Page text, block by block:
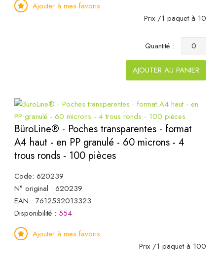
Ajouter à mes favoris
Prix /1 paquet à 10
Quantité :
AJOUTER AU PANIER
BüroLine® - Poches transparentes - format
A4 haut - en PP granulé - 60 microns - 4
trous ronds - 100 pièces
Code: 620239
N° original : 620239
EAN : 7612532013323
Disponibilité : 554
Ajouter à mes favoris
Prix /1 paquet à 100